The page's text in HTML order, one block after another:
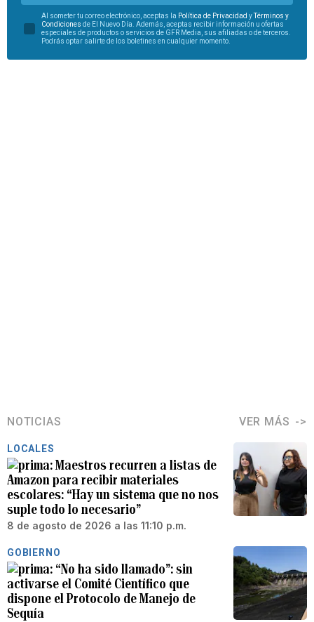
Al someter tu correo electrónico, aceptas la Política de Privacidad yTérminos y
Condiciones de El Nuevo Día. Además, aceptas recibir información u ofertas
especiales de productos o servicios de GFR Media, sus afiliadas o de terceros.
Podrás optar salirte de los boletines en cualquier momento.
NOTICIAS VER MÁS
LOCALES
Maestros recurren a listas de
Amazon para recibir materiales
escolares: “Hay un sistema que no nos
suple todo lo necesario”
8 de agosto de 2026 a las 11:10 p.m.
GOBIERNO
“No ha sido llamado”: sin
activarse el Comité Científico que
dispone el Protocolo de Manejo de
Sequía